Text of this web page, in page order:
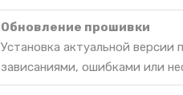
Обновление прошивки
Установка актуальной
зависаниями, ошибками или